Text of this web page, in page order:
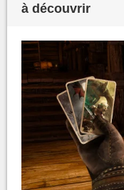
à découvrir